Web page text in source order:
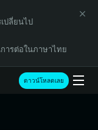
ปลี่ยนไป
ารต่อในภาษาไทย
ดาวน์โหลดเลย